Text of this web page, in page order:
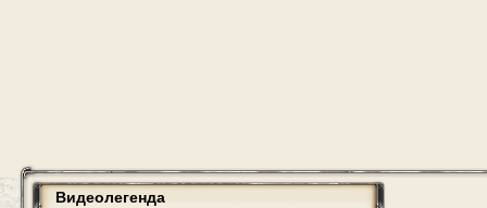
Видеолегенда